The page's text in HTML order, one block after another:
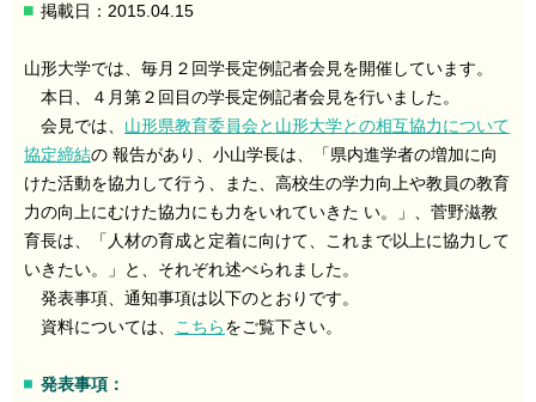
掲載日：2015.04.15
山形大学では、毎月２回学長定例記者会見を開催しています。
本日、４月第２回目の学長定例記者会見を行いました。
会見では、 山形県教育委員会と山形大学との相互協力について
協定締結の 報告があり、小山学長は、「県内進学者の増加に向
けた活動を協力して行う、また、高校生の学力向上や教員の教育
力の向上にむけた協力にも力をいれていきた い。」、菅野滋教
育長は、「人材の育成と定着に向けて、これまで以上に協力して
いきたい。」と、それぞれ述べられました。
発表事項、通知事項は以下のとおりです。
資料については、
こちらをご覧下さい。
発表事項：